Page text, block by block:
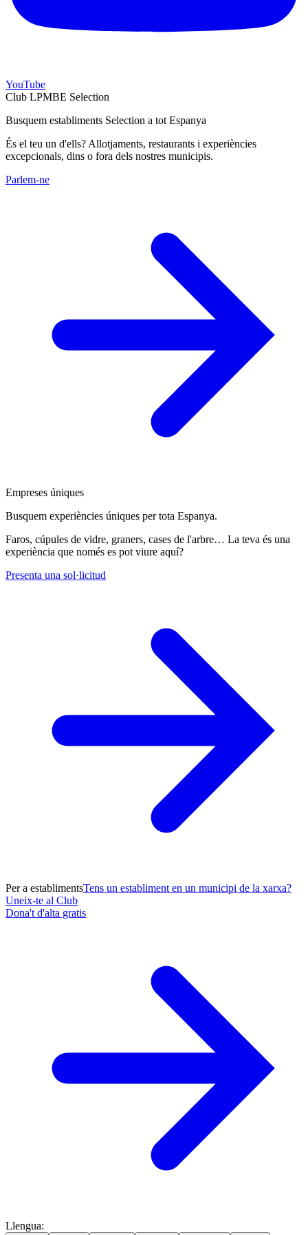
YouTube
Club LPMBE Selection
Busquem establiments Selection a tot Espanya
És el teu un d'ells? Allotjaments, restaurants i experiències
excepcionals, dins o fora dels nostres municipis.
Parlem-ne
Empreses úniques
Busquem experiències úniques per tota Espanya.
Faros, cúpules de vidre, graners, cases de l'arbre… La teva és una
experiència que només es pot viure aquí?
Presenta una sol·licitud
Per a establimentsTens un establiment en un municipi de la xarxa?
Uneix-te al Club
Dona't d'alta gratis
Llengua: